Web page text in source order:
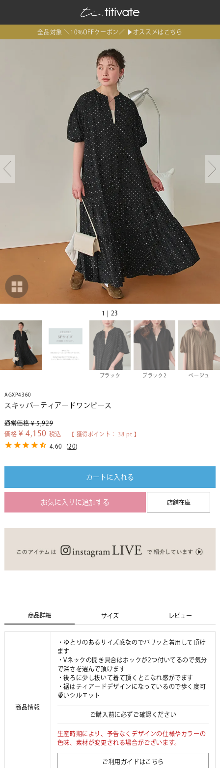
全品対象 ＼10%OFFクーポン／ ▶オススメはこちら
1 | 23
ブラック ブラック2 ベージュ
AGXP4360
スキッパーティアードワンピース
通常価格 ¥ 5,929
価格 ¥ 4,150 税込 【 獲得ポイント： 38 pt 】
4.60 (20)
カートに入れる
お気に入りに追加する 店舗在庫
商品詳細 サイズ レビュー
商品情報
・ゆとりのあるサイズ感なのでバサッと着用して頂け
ます
・Vネックの開き具合はホックが2つ付いてるので気分
で深さを選んで頂けます
・後ろに少し抜いて着て頂くとこなれ感がでます
・裾はティアードデザインになっているので歩く度可
愛いシルエット
ご購入前に必ずご確認ください
生産時期により、予告なくデザインの仕様やカラーの
色味、素材が変更される場合がございます。
ご利用ガイドはこちら